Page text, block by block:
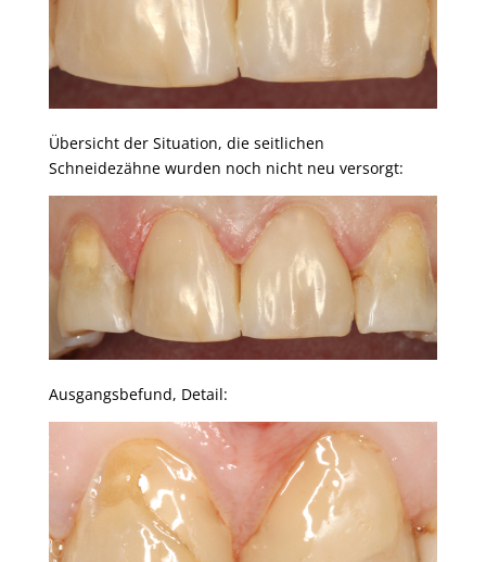
Übersicht der Situation, die seitlichen
Schneidezähne wurden noch nicht neu versorgt:
Ausgangsbefund, Detail: